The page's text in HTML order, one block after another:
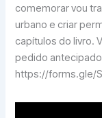
comemorar vou
urbano e criar
capítulos do livro.
pedido
https://forms.gle/